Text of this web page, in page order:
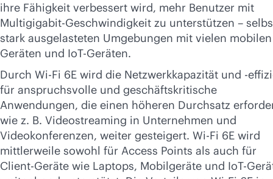
ihre Fähigkeit verbessert wird, mehr Benutzer mit
Multigigabit-Geschwindigkeit zu unterstützen –
stark ausgelasteten Umgebungen mit vielen mobilen
Geräten und IoT-Geräten.
Durch Wi-Fi 6E wird die Netzwerkkapazität und -
für anspruchsvolle und geschäftskritische
Anwendungen, die einen höheren Durchsatz
wie z. B. Videostreaming in Unternehmen und
Videokonferenzen, weiter gesteigert. Wi-Fi 6E wird
mittlerweile sowohl für Access Points als auch für
Client-Geräte wie Laptops, Mobilgeräte und IoT-